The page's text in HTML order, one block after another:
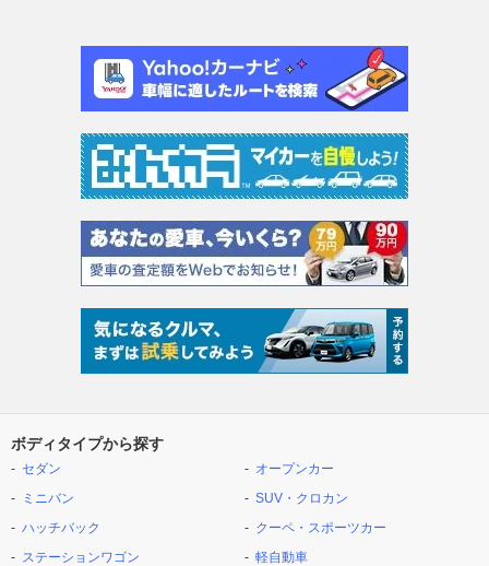
ボディタイプから探す
セダン
ミニバン
ハッチバック
ステーションワゴン
オープンカー
SUV・クロカン
クーペ・スポーツカー
軽自動車